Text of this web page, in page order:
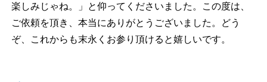
楽しみじゃね。」と仰ってくださいました。この度は、
ご依頼を頂き、本当にありがとうございました。どう
ぞ、これからも末永くお参り頂けると嬉しいです。